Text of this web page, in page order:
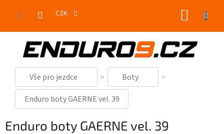
CZK
Vše pro jezdce
Boty
Enduro boty GAERNE vel. 39
Enduro boty GAERNE vel. 39